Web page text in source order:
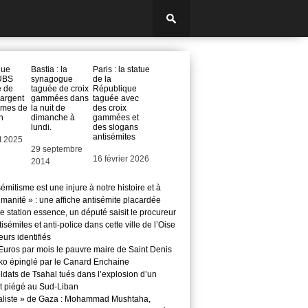
de
de
2025
Bastia : la
synagogue
taguée de croix
gammées dans
la nuit de
dimanche à
lundi.
Date
29 septembre
2014
Paris : la statue
de la
République
taguée avec
des croix
gammées et
des slogans
antisémites
Date
16 février 2026
est une injure à notre histoire et à
» : une affiche antisémite placardée
station essence, un député saisit le procureur
et anti-police dans cette ville de l’Oise
identifiés
par mois le pauvre maire de Saint Denis
épinglé par le Canard Enchaine
de Tsahal tués dans l’explosion d’un
piégé au Sud-Liban
» de Gaza : Mohammad Mushtaha,